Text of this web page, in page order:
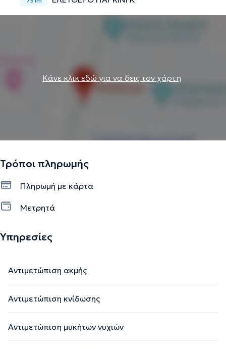
Κάνε κλικ εδώ για να δεις τον χάρτη
Τρόποι πληρωμής
Πληρωμή με κάρτα
Μετρητά
Υπηρεσίες
Αντιμετώπιση ακμής
Αντιμετώπιση κνίδωσης
Αντιμετώπιση μυκήτων νυχιών